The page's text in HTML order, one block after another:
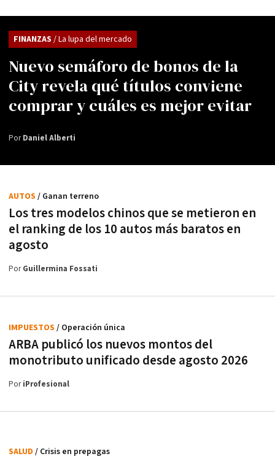
Nuevo semáforo de bonos de la
City revela qué títulos conviene
comprar y cuáles es mejor evitar
FINANZAS / La lupa del mercado
PorDaniel Alberti
Los tres modelos chinos que se metieron en
el ranking de los 10 autos más baratos en
agosto
AUTOS / Ganan terreno
PorGuillermina Fossati
ARBA publicó los nuevos montos del
monotributo unificado desde agosto 2026
IMPUESTOS / Operación única
PoriProfesional
SALUD / Crisis en prepagas